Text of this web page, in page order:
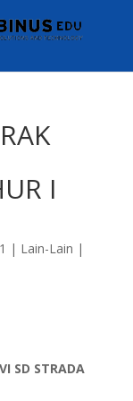
I
| Lain-Lain |
SD STRADA